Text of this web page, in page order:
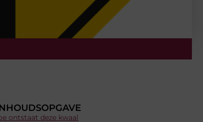
ontstaat deze kwaal